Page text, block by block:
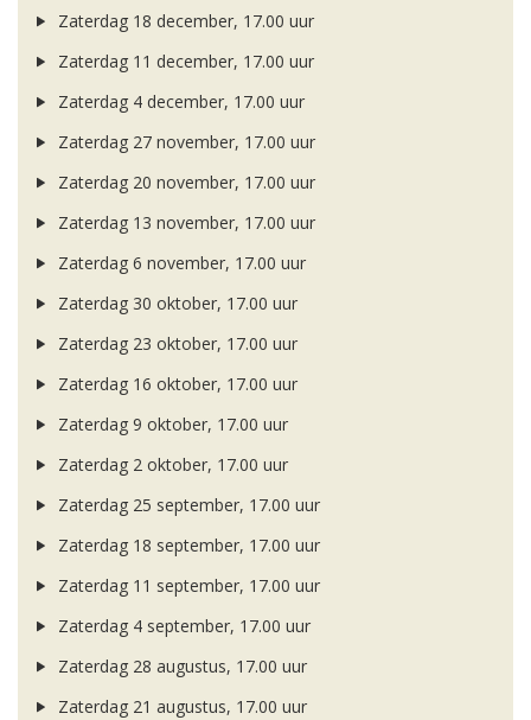
Zaterdag 18 december, 17.00 uur
Zaterdag 11 december, 17.00 uur
Zaterdag 4 december, 17.00 uur
Zaterdag 27 november, 17.00 uur
Zaterdag 20 november, 17.00 uur
Zaterdag 13 november, 17.00 uur
Zaterdag 6 november, 17.00 uur
Zaterdag 30 oktober, 17.00 uur
Zaterdag 23 oktober, 17.00 uur
Zaterdag 16 oktober, 17.00 uur
Zaterdag 9 oktober, 17.00 uur
Zaterdag 2 oktober, 17.00 uur
Zaterdag 25 september, 17.00 uur
Zaterdag 18 september, 17.00 uur
Zaterdag 11 september, 17.00 uur
Zaterdag 4 september, 17.00 uur
Zaterdag 28 augustus, 17.00 uur
Zaterdag 21 augustus, 17.00 uur